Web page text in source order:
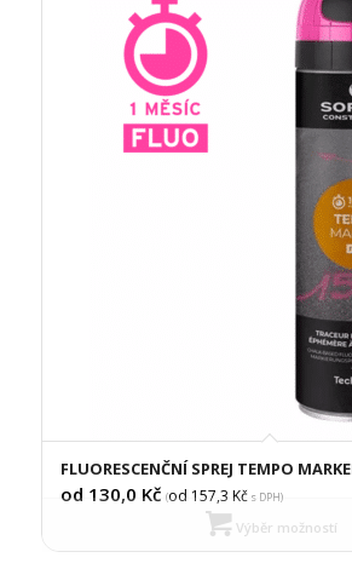
FLUORESCENČNÍ SPREJ TEMPO
od 130,0 Kč (od 157,3 Kčs DPH)
Výběr možností